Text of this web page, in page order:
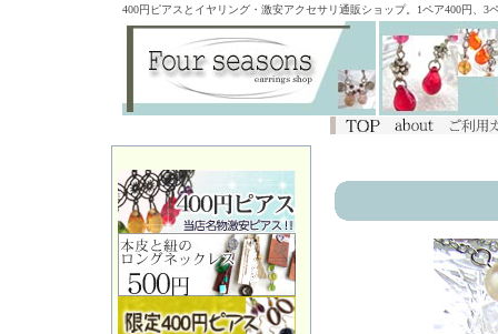
400円ピアスとイヤリング・激安アクセサリ通販ショップ。1ペア400円、